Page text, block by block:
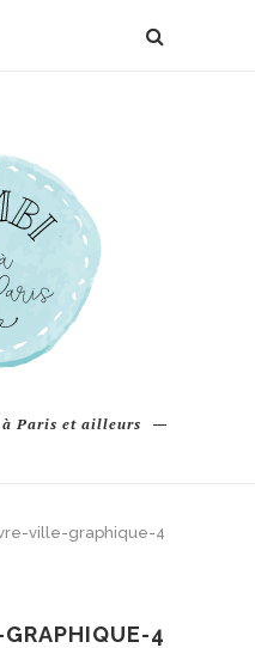
à Paris et ailleurs
ville-graphique-4
4